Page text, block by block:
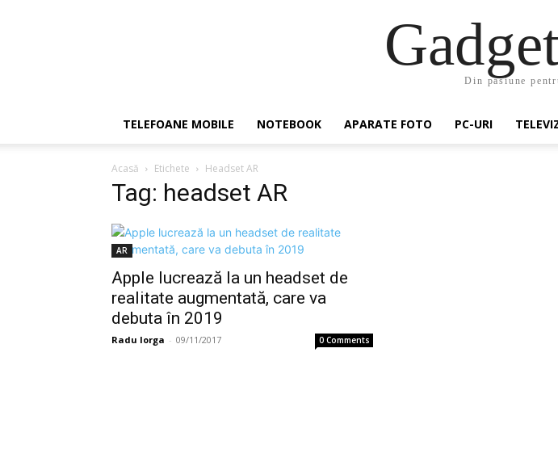
Din pasiune
TELEFOANE MOBILE NOTEBOOK APARATE FOTO PC-URI
Acasă Etichete Headset AR
Tag: headset AR
AR
Apple lucrează la un headset de
realitate augmentată, care va
debuta în 2019
Radu Iorga - 09/11/2017 0 Comments